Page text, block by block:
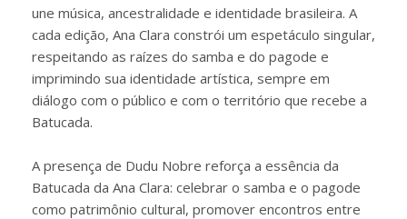
une música, ancestralidade e identidade brasileira. A
cada edição, Ana Clara constrói um espetáculo singular,
respeitando as raízes do samba e do pagode e
imprimindo sua identidade artística, sempre em
diálogo com o público e com o território que recebe a
Batucada.
A presença de Dudu Nobre reforça a essência da
Batucada da Ana Clara: celebrar o samba e o pagode
como patrimônio cultural, promover encontros entre